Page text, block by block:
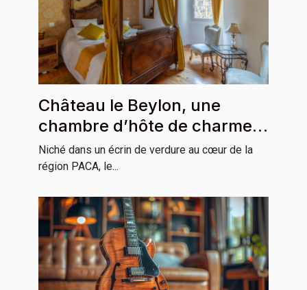
Château le Beylon, une
chambre d’hôte de charme
incontournable en région
PACA
Niché dans un écrin de verdure au cœur de la
région PACA, le...